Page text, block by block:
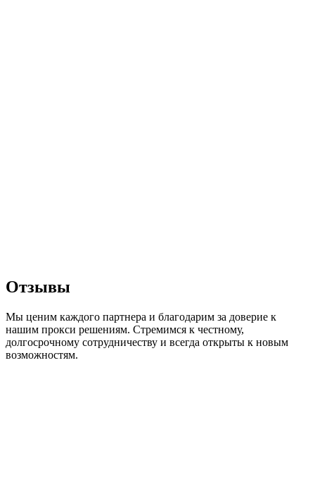
Отзывы
Мы ценим каждого партнера и благодарим за доверие к
нашим прокси решениям. Стремимся к честному,
долгосрочному сотрудничеству и всегда открыты к новым
возможностям.